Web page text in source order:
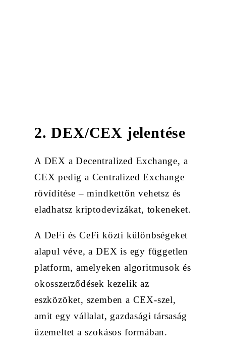
2. DEX/CEX jelentése
A DEX a Decentralized Exchange, a
CEX pedig a Centralized Exchange
rövídítése – mindkettőn vehetsz és
eladhatsz kriptodevizákat, tokeneket.
A DeFi és CeFi közti különbségeket
alapul véve, a DEX is egy független
platform, amelyeken algoritmusok és
okosszerződések kezelik az
eszközöket, szemben a CEX-szel,
amit egy vállalat, gazdasági társaság
üzemeltet a szokásos formában.